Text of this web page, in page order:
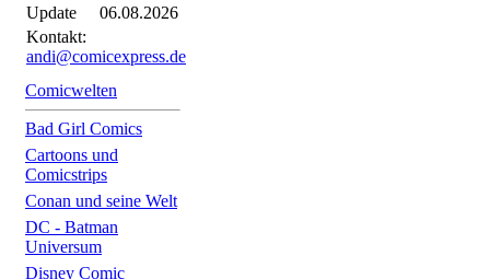
Update
06.08.2026
Kontakt:
andi@comicexpress.de
Comicwelten
Bad Girl Comics
Cartoons und
Comicstrips
Conan und seine Welt
DC - Batman
Universum
Disney Comic